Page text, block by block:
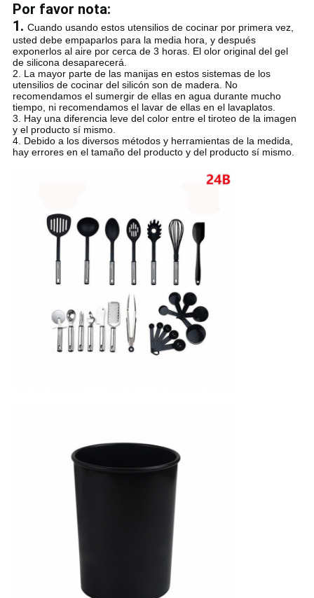
Por favor nota:
1. Cuando usando estos utensilios de cocinar por primera vez,
usted debe empaparlos para la media hora, y después
exponerlos al aire por cerca de 3 horas. El olor original del gel
de silicona desaparecerá.
2. La mayor parte de las manijas en estos sistemas de los
utensilios de cocinar del silicón son de madera. No
recomendamos el sumergir de ellas en agua durante mucho
tiempo, ni recomendamos el lavar de ellas en el lavaplatos.
3. Hay una diferencia leve del color entre el tiroteo de la imagen
y el producto sí mismo.
4. Debido a los diversos métodos y herramientas de la medida,
hay errores en el tamaño del producto y del producto sí mismo.